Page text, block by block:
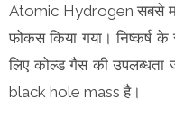
Atomic Hydrogen सबसे
फोकस किया गया। निष्कर्ष
लिए कोल्ड गैस की उपलब्धता
black hole mass है।